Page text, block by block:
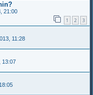
21:00
1 2 3
11:28
13:07